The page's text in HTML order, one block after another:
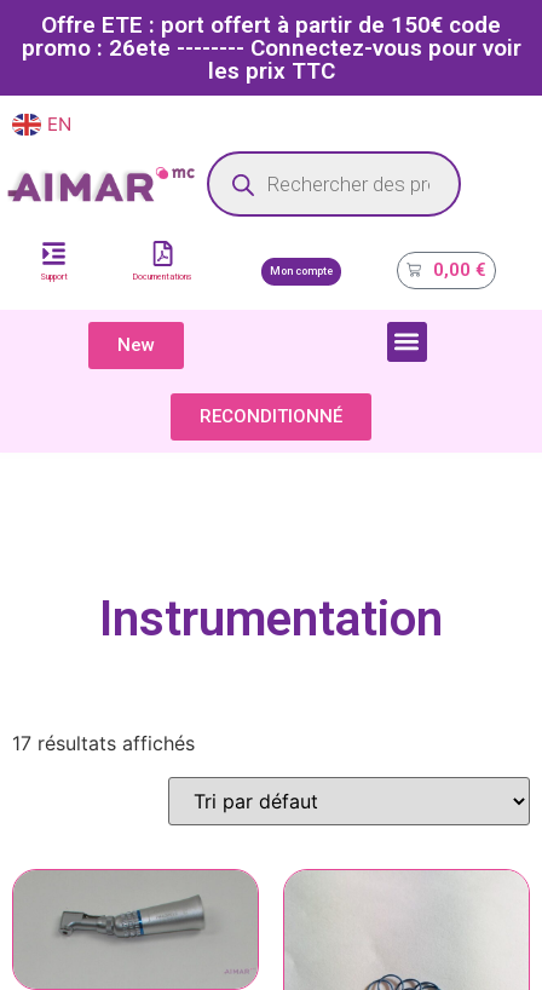
Offre ETE : port offert à partir de 150€ code
promo : 26ete -------- Connectez-vous pour voir
les prix TTC
EN
Site dédié aux professionnels de la santé
Support Documentations
Mon compte 0,00€
New
RECONDITIONNÉ
Instrumentation
17 résultats affichés